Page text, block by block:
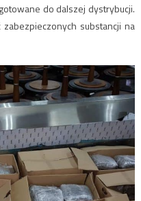
do dalszej dystrybucji.
substancji na